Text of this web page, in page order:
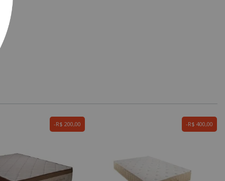
R$ 200,00 R$ 400,00